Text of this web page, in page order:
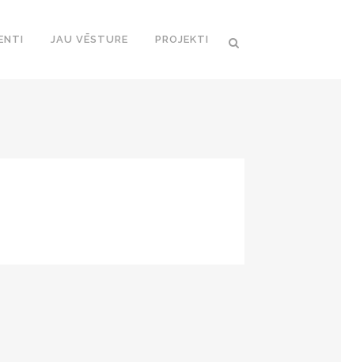
JAU VĒSTURE PROJEKTI